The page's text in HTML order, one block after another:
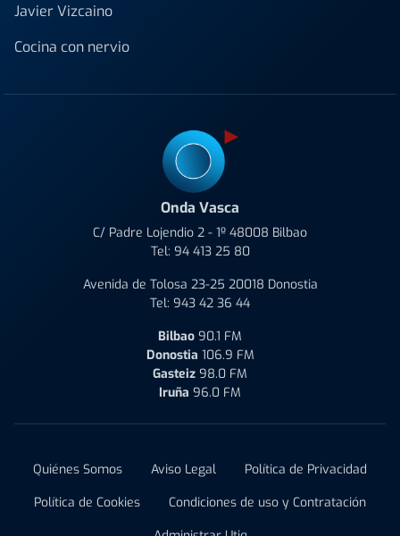
Javier Vizcaino
Cocina con nervio
Onda Vasca
C/ Padre Lojendio 2 - 1º 48008 Bilbao
Tel: 94 413 25 80
Avenida de Tolosa 23-25 20018 Donostia
Tel: 943 42 36 44
Bilbao 90.1 FM
Donostia 106.9 FM
Gasteiz 98.0 FM
Iruña 96.0 FM
Quiénes Somos Aviso Legal
Política de Privacidad
Política de Cookies
Condiciones de uso y Contratación